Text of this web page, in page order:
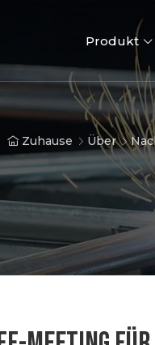
Produkt
3D
Zuhause Über